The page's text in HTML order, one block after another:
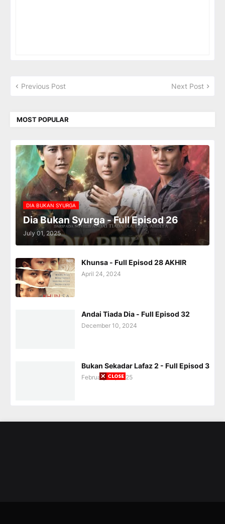
Previous Post Next Post
MOST POPULAR
DIA BUKAN SYURGA
Dia Bukan Syurga - Full Episod 26
July 01, 2025
Khunsa - Full Episod 28 AKHIR
April 24, 2024
Andai Tiada Dia - Full Episod 32
December 10, 2024
Bukan Sekadar Lafaz 2 - Full Episod 3
February 28, 2025